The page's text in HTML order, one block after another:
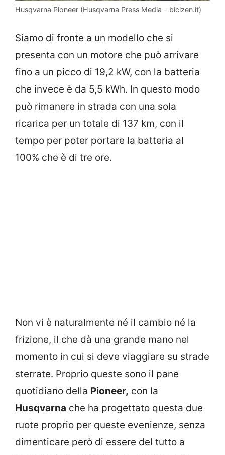
Husqvarna Pioneer (Husqvarna Press Media – bicizen.it)
Siamo di fronte a un modello che si
presenta con un motore che può arrivare
fino a un picco di 19,2 kW, con la batteria
che invece è da 5,5 kWh. In questo modo
può rimanere in strada con una sola
ricarica per un totale di 137 km, con il
tempo per poter portare la batteria al
100% che è di tre ore.
Non vi è naturalmente né il cambio né la
frizione, il che dà una grande mano nel
momento in cui si deve viaggiare su strade
sterrate. Proprio queste sono il pane
quotidiano della Pioneer, con la
Husqvarna che ha progettato questa due
ruote proprio per queste evenienze, senza
dimenticare però di essere del tutto a